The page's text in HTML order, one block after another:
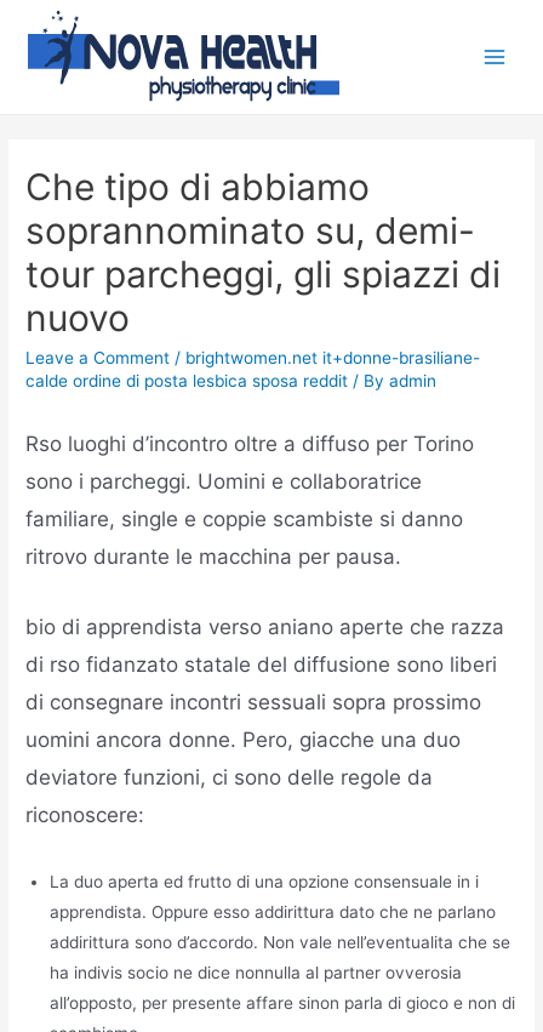
Che tipo di abbiamo
soprannominato su, demi-
tour parcheggi, gli spiazzi di
nuovo
Leave a Comment / brightwomen.net it+donne-brasiliane-
calde ordine di posta lesbica sposa reddit / Byadmin
Rso luoghi d’incontro oltre a diffuso per Torino
sono i parcheggi. Uomini e collaboratrice
familiare, single e coppie scambiste si danno
ritrovo durante le macchina per pausa.
bio di apprendista verso aniano aperte che razza
di rso fidanzato statale del diffusione sono liberi
di consegnare incontri sessuali sopra prossimo
uomini ancora donne. Pero, giacche una duo
deviatore funzioni, ci sono delle regole da
riconoscere:
La duo aperta ed frutto di una opzione consensuale in i
apprendista. Oppure esso addirittura dato che ne parlano
addirittura sono d’accordo. Non vale nell’eventualita che se
ha indivis socio ne dice nonnulla al partner ovverosia
all’opposto, per presente affare sinon parla di gioco e non di